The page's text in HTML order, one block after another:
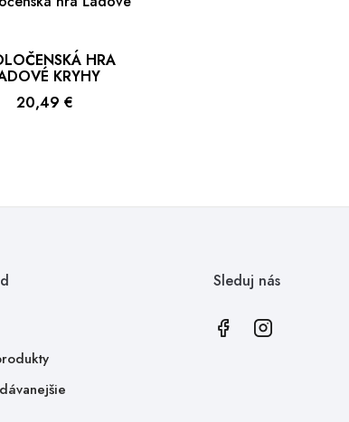
HRA
KRYHY
Cena
20,49 €
Sleduj nás